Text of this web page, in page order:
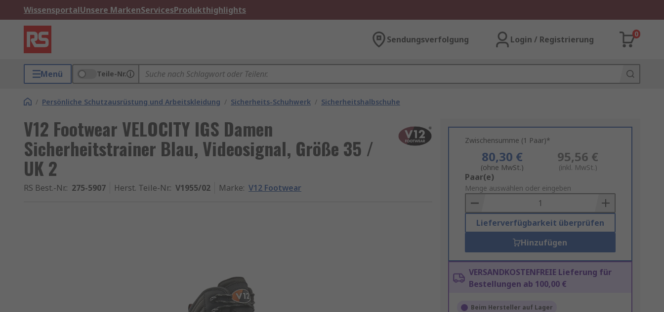
WissensportalUnsere MarkenServicesProdukthighlights
Sendungsverfolgung Login / Registrierung
0
Menü Teile-Nr.
/ Persönliche Schutzausrüstung und Arbeitskleidung / Sicherheits-Schuhwerk / Sicherheitshalbschuhe
V12 Footwear VELOCITY IGS Damen
Sicherheitstrainer Blau, Videosignal, Größe 35 /
UK 2
RS Best.-Nr.: 275-5907 Herst. Teile-Nr.: V1955/02 Marke: V12 Footwear
Zwischensumme (1 Paar)*
80,30 €
(ohne MwSt.)
95,56 €
(inkl. MwSt.)
Add
to
Basket
Paar(e)
Menge auswählen oder eingeben
Lieferverfügbarkeit überprüfen
Hinzufügen
VERSANDKOSTENFREIE Lieferung für
Bestellungen ab 100,00 €
Beim Hersteller auf Lager